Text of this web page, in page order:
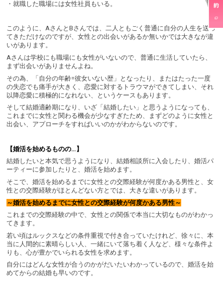
・就職した職場には女性社員もいる。
このように、AさんとBさんでは、二人ともごく普通に自分の人生を送っ
てきただけなのですが、女性との出会いがあるか無いかでは大きなが違
いがあります。
Aさんは学校にも職場にも女性がいないので、普通に生活していたら、
まず出会いがありませんよね。
その為、「自分の年齢=彼女いない歴」となったり、またはたった一度
の失恋でも痛手が大きく、恋愛に対するトラウマができてしまい、それ
以降恋愛に積極的になれない、というケースもあります。
そして結婚適齢期になり、いざ「結婚したい」と思うようになっても、
これまでに女性と関わる機会が少なすぎたため、まずどのように女性と
出会い、アプローチをすればいいのかがわからないのです。
【婚活を始めるものの…】
結婚したいと本気で思うようになり、結婚相談所に入会したり、婚活パ
ーティーに参加したりと、婚活を始めます。
そこで、婚活を始めるまでに女性との交際経験が何度かある男性と、女
性との交際経験がほとんどない方とでは、大きな違いがあります。
～婚活を始めるまでに女性との交際経験が何度かある男性～
これまでの交際経験の中で、女性との関係で本当に大切なものがわかっ
てきます。
若い頃はルックスなどの条件重視で付き合っていたけれど、徐々に、本
当に人間的に素晴らしい人、一緒にいて落ち着く人など、様々な条件よ
りも、心が豊かでいられる女性を求めます。
自分にはどんな女性が合うのかがだいたいわかっているので、婚活を始
めてからの結婚も早いのです。